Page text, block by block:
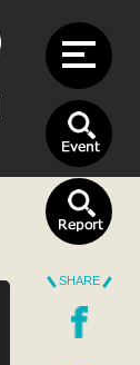
SHARE